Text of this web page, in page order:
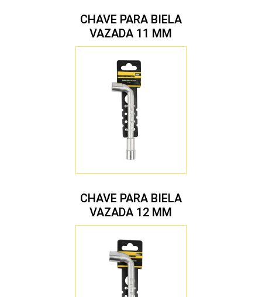
CHAVE PARA BIELA
VAZADA 11 MM
CHAVE PARA BIELA
VAZADA 12 MM